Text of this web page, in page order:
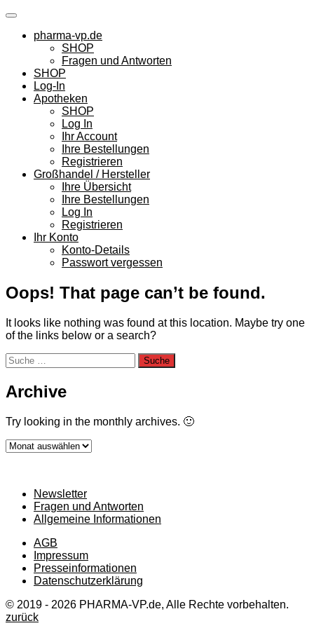
Skip
contentpharma-vp.de
SHOP
Fragen und Antworten
SHOP
Log-In
Apotheken
SHOP
Log In
Ihr Account
Ihre Bestellungen
Registrieren
Großhandel / Hersteller
Ihre Übersicht
Ihre Bestellungen
Log In
Registrieren
Ihr Konto
Konto-Details
Passwort vergessen
Oops! That page can’t be found.
It looks like nothing was found at this location. Maybe try one
of the links below or a search?
Suche
nach:
Archive
Try looking in the monthly archives. 🙂
Archive
Newsletter
Fragen und Antworten
Allgemeine Informationen
AGB
Impressum
Presseinformationen
Datenschutzerklärung
© 2019 - 2026 PHARMA-VP.de, Alle Rechte vorbehalten.
zurück